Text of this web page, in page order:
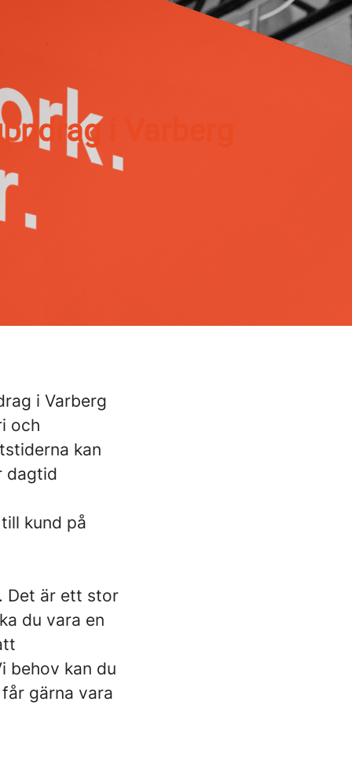
i Varberg
i Varberg
och
kan
dagtid
kund på
Det är ett stor
du vara en
behov kan du
gärna vara